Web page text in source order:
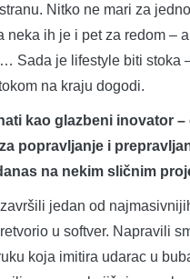
Nitko ne mari za
neka ih je i pet za redom –
Sada je lifestyle biti stoka
na kraju dogodi.
kao glazbeni inovator –
popravljanje i
na nekim sličnim
jedan od
u softver. Napravili
koja imitira udarac u